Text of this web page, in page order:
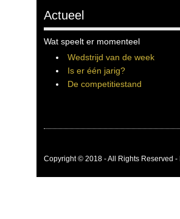
Actueel
Wat speelt er momenteel
Wedstrijd van de week
Is er één jarig?
De competitiestand
Copyright © 2018 - All Rights Reserved -